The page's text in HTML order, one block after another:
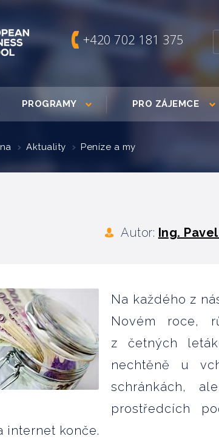
+420 702 181 375
PROGRAMY PRO ZÁJEMCE
Aktuality Peníze a my
Autor: Ing.
Na každého z
Novém roce,
z četných
nechtěně u
schránkách,
prostředcích
internet konče.